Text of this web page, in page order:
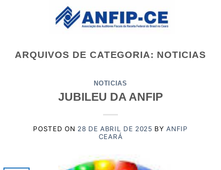
ARQUIVOS DE CATEGORIA: NOTICIAS
NOTICIAS
JUBILEU DA ANFIP
POSTED ON 28 DE ABRIL DE 2025 BYANFIP
CEARÁ